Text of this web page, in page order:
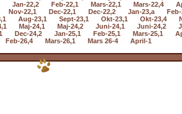
Jan-22,2 Feb-22,1 Mars-22,1 Mars-22,4
Nov-22,1 Dec-22,1 Dec-22,2 Jan-23,a Feb-
Aug-23,1 Sept-23,1 Okt-23,1 Okt-23,4
Maj-24,1 Maj-24,2 Juni-24,1 Juni-24,2
Dec-24,2 Jan-25,1 Feb-25,1 Mars-25,1
Feb-26,4 Mars-26,1 Mars 26-4 April-1